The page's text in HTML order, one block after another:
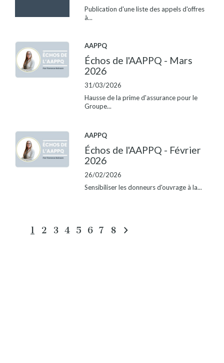
Publication d'une liste des appels d'offres
à...
AAPPQ
Échos de l'AAPPQ - Mars
2026
31/03/2026
Hausse de la prime d'assurance pour le
Groupe...
AAPPQ
Échos de l'AAPPQ - Février
2026
26/02/2026
Sensibiliser les donneurs d'ouvrage à la...
1 2 3 4 5 6 7 8